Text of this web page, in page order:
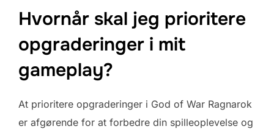
Hvornår skal jeg prioritere
opgraderinger i mit
gameplay?
At prioritere opgraderinger i God of War Ragnarok
er afgørende for at forbedre din spilleoplevelse og